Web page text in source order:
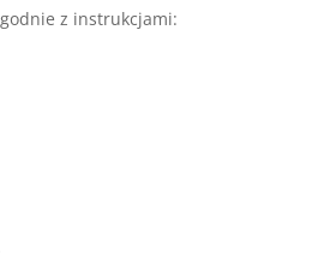
z instrukcjami: